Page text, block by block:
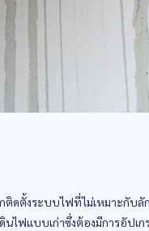
ดตั้งระบบไฟที่ไม่เหมาะกับลั
นไฟแบบเก่าซึ่งต้องมีการอัป